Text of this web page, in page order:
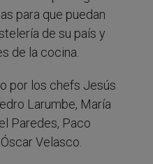
para que puedan
de su país y
de la cocina.
por los chefs Jesús
Larumbe, María
Paredes, Paco
Velasco.